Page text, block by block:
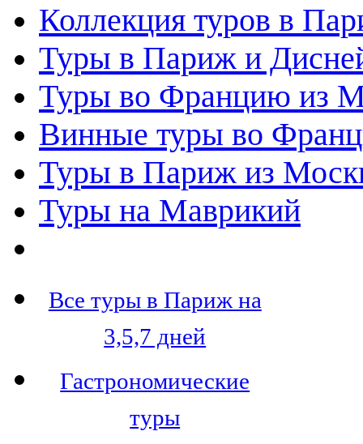
Коллекция туров в
Туры в Париж и
Туры во Францию из
Винные туры во
Туры в Париж из
Туры на Маврикий
Все туры в Париж на
3,5,7 дней
Гастрономические
туры